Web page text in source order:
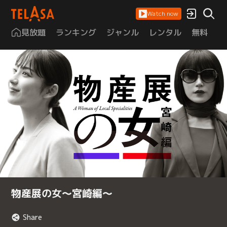
Watch now
見放題 ランキング ジャンル レンタル 無料
物産展の女～宮崎編～
Share